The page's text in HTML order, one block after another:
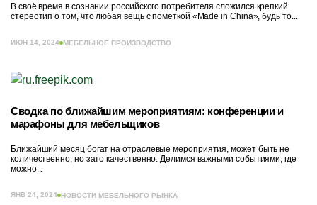
В своё время в сознании российского потребителя сложился крепкий
стереотип о том, что любая вещь с пометкой «Made in China», будь то...
ИЮН 14, 2024 МЕБЕЛЬНОЕ ПРОИЗВОДСТВО
Сводка по ближайшим мероприятиям: конференции и
марафоны для мебельщиков
Ближайший месяц богат на отраслевые мероприятия, может быть не
количественно, но зато качественно. Делимся важными событиями, где
можно...
ЯНВ 24, 2024 НОВОСТИ МЕБЕЛЬНОГО РЫНКА